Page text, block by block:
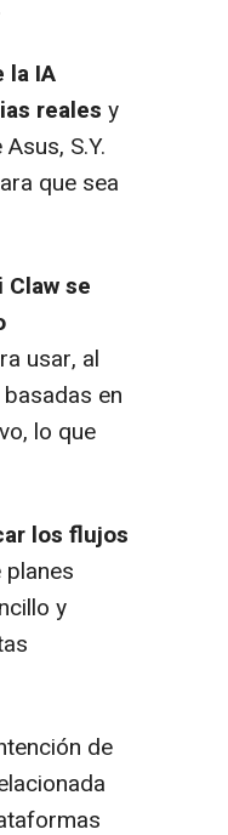
la IA
reales y
S.Y.
que sea
se
usar, al
en
lo que
los flujos
y
de